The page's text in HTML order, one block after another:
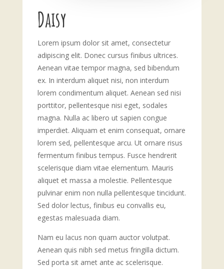
Daisy
Lorem ipsum dolor sit amet, consectetur
adipiscing elit. Donec cursus finibus ultrices.
Aenean vitae tempor magna, sed bibendum
ex. In interdum aliquet nisi, non interdum
lorem condimentum aliquet. Aenean sed nisi
porttitor, pellentesque nisi eget, sodales
magna. Nulla ac libero ut sapien congue
imperdiet. Aliquam et enim consequat, ornare
lorem sed, pellentesque arcu. Ut ornare risus
fermentum finibus tempus. Fusce hendrerit
scelerisque diam vitae elementum. Mauris
aliquet et massa a molestie. Pellentesque
pulvinar enim non nulla pellentesque tincidunt.
Sed dolor lectus, finibus eu convallis eu,
egestas malesuada diam.
Nam eu lacus non quam auctor volutpat.
Aenean quis nibh sed metus fringilla dictum.
Sed porta sit amet ante ac scelerisque.